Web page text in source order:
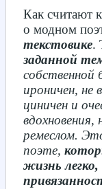
Как считают
о модном
текстовике.
заданной
собственной
ироничен, не
циничен и
вдохновения,
ремеслом.
поэте,
жизнь